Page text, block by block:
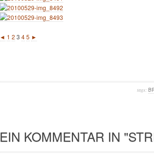
◄ 1 2 3 45 ►
tags:
EIN KOMMENTAR IN